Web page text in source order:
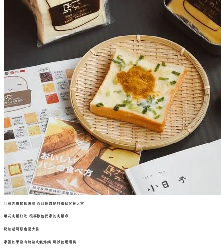
吐司內層鬆軟濕潤 而且抹醬餡料都給的很大方
蔥花肉鬆好吃 很喜歡他們家的肉鬆😋
奶油起司類也是大推
家裡如果沒有烤箱或氣炸鍋 可以使用電鍋